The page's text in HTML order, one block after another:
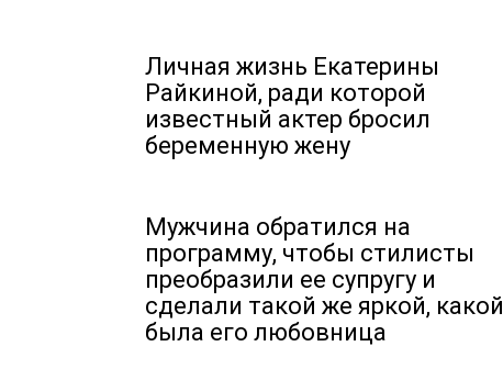
Личная жизнь Екатерины
Райкиной, ради которой
известный актер бросил
беременную жену
Мужчина обратился на
программу, чтобы стилисты
преобразили ее супругу и
сделали такой же яркой, какой
была его любовница